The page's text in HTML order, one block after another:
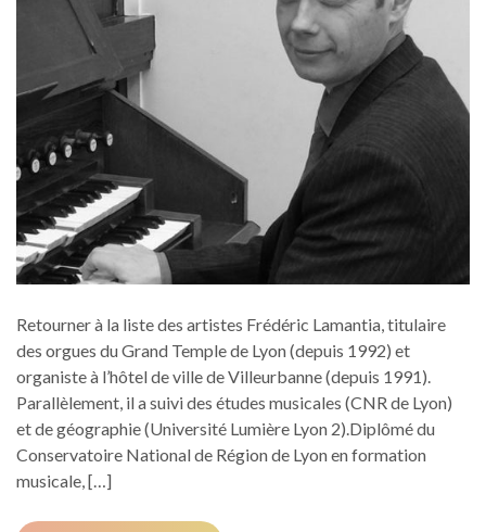
Retourner à la liste des artistes Frédéric Lamantia, titulaire
des orgues du Grand Temple de Lyon (depuis 1992) et
organiste à l’hôtel de ville de Villeurbanne (depuis 1991).
Parallèlement, il a suivi des études musicales (CNR de Lyon)
et de géographie (Université Lumière Lyon 2).Diplômé du
Conservatoire National de Région de Lyon en formation
musicale, […]